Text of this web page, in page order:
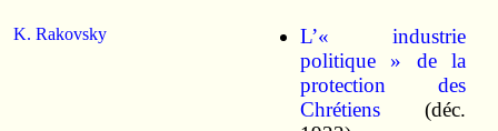
K. Rakovsky
L’« industrie
politique » de la
protection des
Chrétiens(déc.